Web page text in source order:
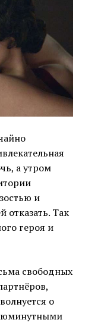
а утром
и
отказать. Так
героя и
свободных
о